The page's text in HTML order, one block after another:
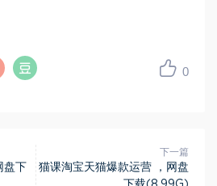
0
盘下
下一篇
猫课淘宝天猫爆款运营 ，网盘